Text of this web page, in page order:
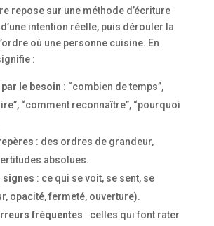
repose sur une méthode d’écriture
intention réelle, puis dérouler la
où une personne cuisine. En
:
le besoin : “combien de temps”,
“comment reconnaître”, “pourquoi
: des ordres de grandeur,
absolues.
signes : ce qui se voit, se sent, se
opacité, fermeté, ouverture).
fréquentes : celles qui font rater